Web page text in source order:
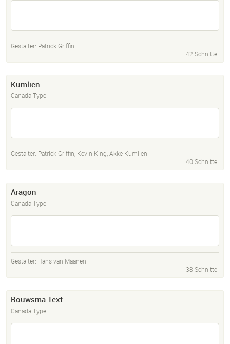
Gestalter: Patrick Griffin
42 Schnitte
Kumlien
Canada Type
Gestalter: Patrick Griffin, Kevin King,Akke Kumlien
40 Schnitte
Aragon
Canada Type
Gestalter: Hans van Maanen
38 Schnitte
Bouwsma Text
Canada Type